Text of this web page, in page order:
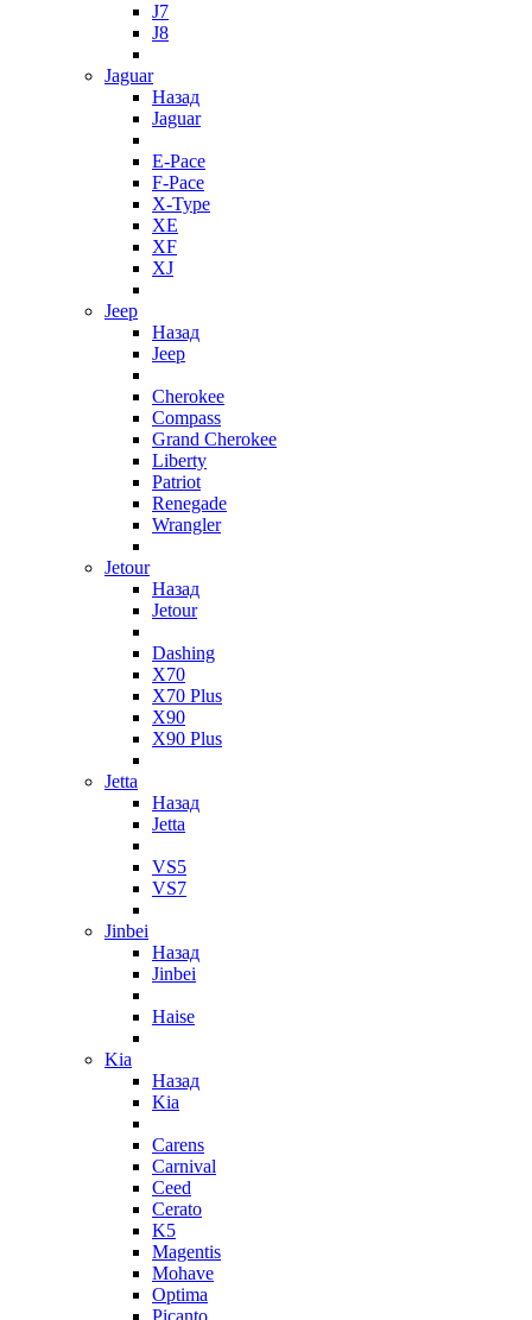
J7
J8
Jaguar
Назад
Jaguar
E-Pace
F-Pace
X-Type
XE
XF
XJ
Jeep
Назад
Jeep
Cherokee
Compass
Grand Cherokee
Liberty
Patriot
Renegade
Wrangler
Jetour
Назад
Jetour
Dashing
X70
X70 Plus
X90
X90 Plus
Jetta
Назад
Jetta
VS5
VS7
Jinbei
Назад
Jinbei
Haise
Kia
Назад
Kia
Carens
Carnival
Ceed
Cerato
K5
Magentis
Mohave
Optima
Picanto